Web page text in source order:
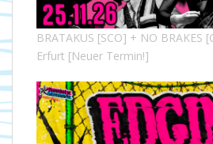
BRATAKUS [SCO] + NO
Erfurt [Neuer Termin!]